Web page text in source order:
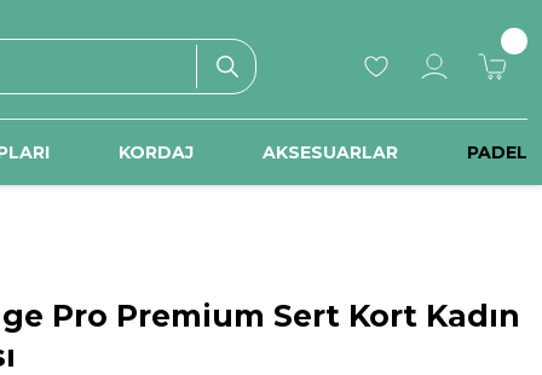
KORDAJ AKSESUARLAR PADEL
Pro Premium Sert Kort Kadın